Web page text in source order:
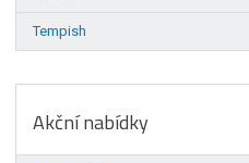
Tempish
Akční nabídky